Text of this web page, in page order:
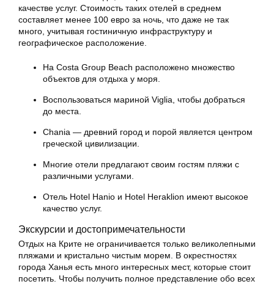
качестве услуг. Стоимость таких отелей в среднем
составляет менее 100 евро за ночь, что даже не так
много, учитывая гостиничную инфраструктуру и
географическое расположение.
На Costa Group Beach расположено множество
объектов для отдыха у моря.
Воспользоваться мариной Viglia, чтобы добраться
до места.
Chania — древний город и порой является центром
греческой цивилизации.
Многие отели предлагают своим гостям пляжи с
различными услугами.
Отель Hotel Hanio и Hotel Heraklion имеют высокое
качество услуг.
Экскурсии и достопримечательности
Отдых на Крите не ограничивается только великолепными
пляжами и кристально чистым морем. В окрестностях
города Ханья есть много интересных мест, которые стоит
посетить. Чтобы получить полное представление обо всех